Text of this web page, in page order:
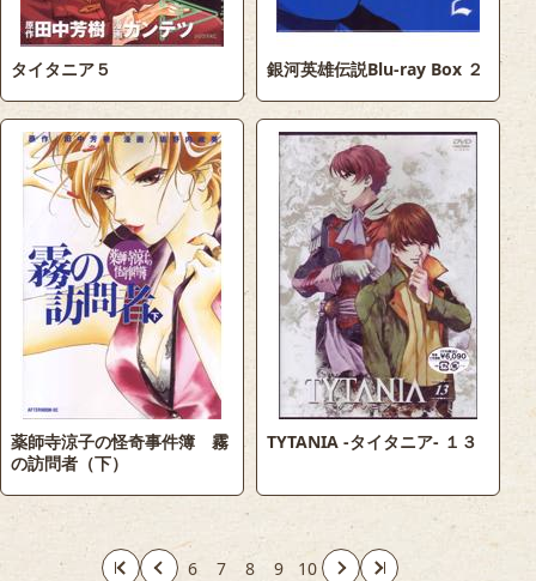
タイタニア５ 銀河英雄伝説Blu-ray Box ２
薬師寺涼子の怪奇事件簿 霧
の訪問者（下）
TYTANIA -タイタニア- １３
6 7 8 9 10